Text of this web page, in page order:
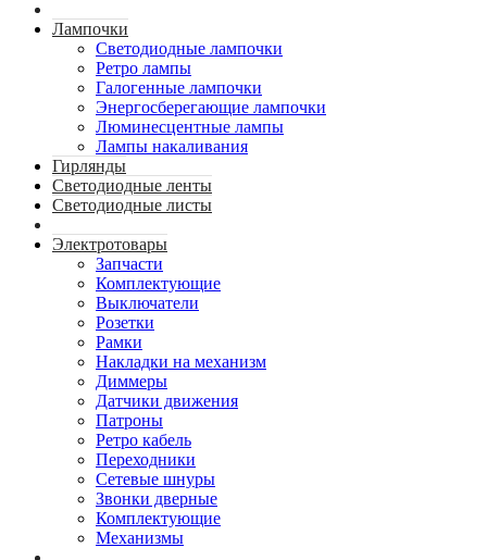
Лампочки
Светодиодные лампочки
Ретро лампы
Галогенные лампочки
Энергосберегающие лампочки
Люминесцентные лампы
Лампы накаливания
Гирлянды
Светодиодные ленты
Светодиодные листы
Электротовары
Запчасти
Комплектующие
Выключатели
Розетки
Рамки
Накладки на механизм
Диммеры
Датчики движения
Патроны
Ретро кабель
Переходники
Сетевые шнуры
Звонки дверные
Комплектующие
Механизмы